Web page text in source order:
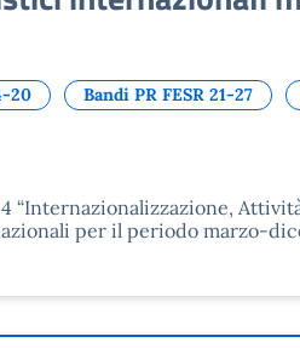
20 Bandi PR FESR 21-27
per il periodo marzo-